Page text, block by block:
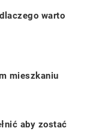
warto
mieszkaniu
aby zostać